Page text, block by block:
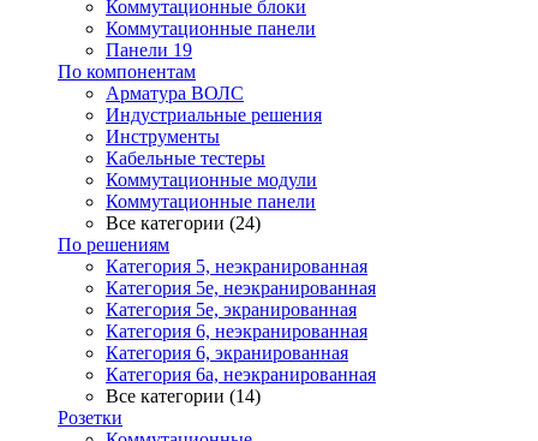
Коммутационные блоки
Коммутационные панели
Панели 19
По компонентам
Арматура ВОЛС
Индустриальные решения
Инструменты
Кабельные тестеры
Коммутационные модули
Коммутационные панели
Все категории (24)
По решениям
Категория 5, неэкранированная
Категория 5е, неэкранированная
Категория 5е, экранированная
Категория 6, неэкранированная
Категория 6, экранированная
Категория 6а, неэкранированная
Все категории (14)
Розетки